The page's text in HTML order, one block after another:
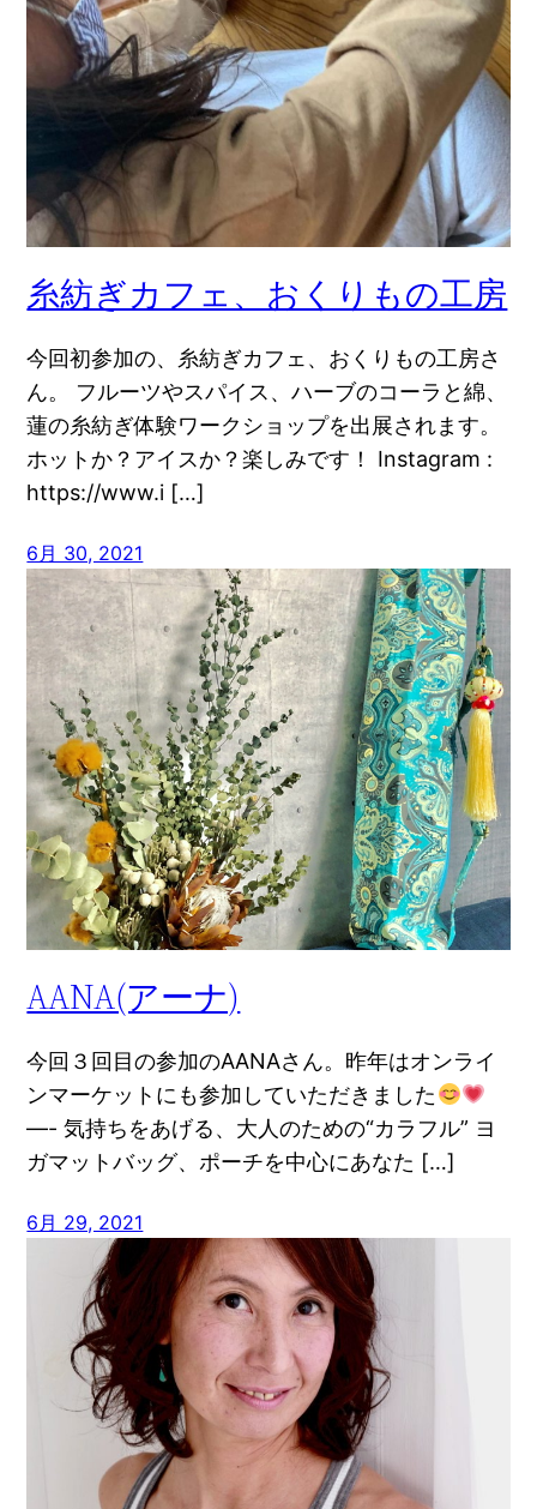
糸紡ぎカフェ、おくりもの工房
今回初参加の、糸紡ぎカフェ、おくりもの工房さ
ん。 フルーツやスパイス、ハーブのコーラと綿、
蓮の糸紡ぎ体験ワークショップを出展されます。
ホットか？アイスか？楽しみです！ Instagram :
https://www.i […]
6月 30, 2021
AANA(アーナ)
今回３回目の参加のAANAさん。昨年はオンライ
ンマーケットにも参加していただきました
—- 気持ちをあげる、大人のための“カラフル” ヨ
ガマットバッグ、ポーチを中心にあなた […]
6月 29, 2021